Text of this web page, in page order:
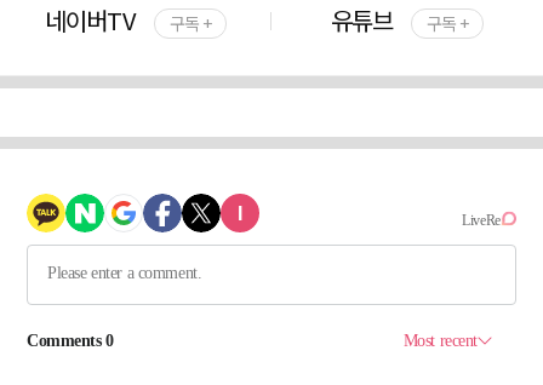
네이버TV 구독 + 유튜브 구독 +